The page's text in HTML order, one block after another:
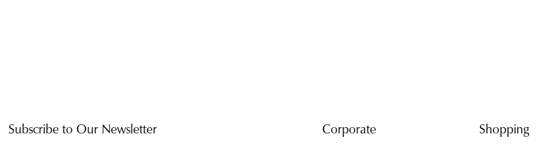
Subscribe to Our Newsletter Corporate Shopping